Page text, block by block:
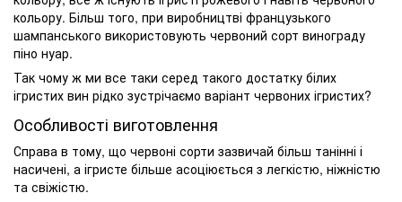
кольору. Більш того, при виробництві французького
шампанського використовують червоний сорт винограду
піно нуар.
Так чому ж ми все таки серед такого достатку білих
ігристих вин рідко зустрічаємо варіант червоних ігристих?
Особливості виготовлення
Справа в тому, що червоні сорти зазвичай більш танінні і
насичені, а ігристе більше асоціюється з легкістю, ніжністю
та свіжістю.